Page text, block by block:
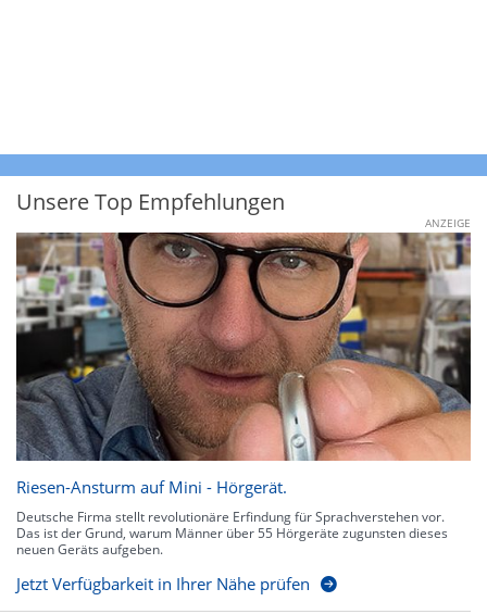
Unsere Top Empfehlungen
ANZEIGE
Riesen-Ansturm auf Mini - Hörgerät.
Deutsche Firma stellt revolutionäre Erfindung für Sprachverstehen vor.
Das ist der Grund, warum Männer über 55 Hörgeräte zugunsten dieses
neuen Geräts aufgeben.
Jetzt Verfügbarkeit in Ihrer Nähe prüfen